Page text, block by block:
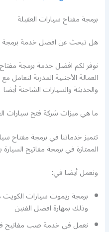
برمجة مفتاح سيارات العقيلة
هل تبحث عن افضل خدمة برمجة
نوفر لكم افضل خدمة برمجة
العمالة الأجنبية المدربة لتعامل
والحديثة والسيارات الشاحنة أيضا
ما هي ميزات شركة فتح سيارات
تتميز خدماتنا في برمجة مفتاح
الممتازة في برمجة مفاتيح
ونعمل أيضا في:
برمجة ريموت سيارات
وذلك بمهارة افضل الفنين
نعمل في خدمة صب مفاتيح في